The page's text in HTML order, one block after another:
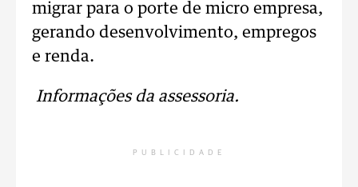
migrar para o porte de micro empresa,
gerando desenvolvimento, empregos
e renda.
Informações da assessoria.
PUBLICIDADE